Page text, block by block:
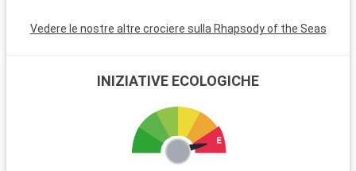
Vedere le nostre altre crociere sulla Rhapsody of the Seas
INIZIATIVE ECOLOGICHE